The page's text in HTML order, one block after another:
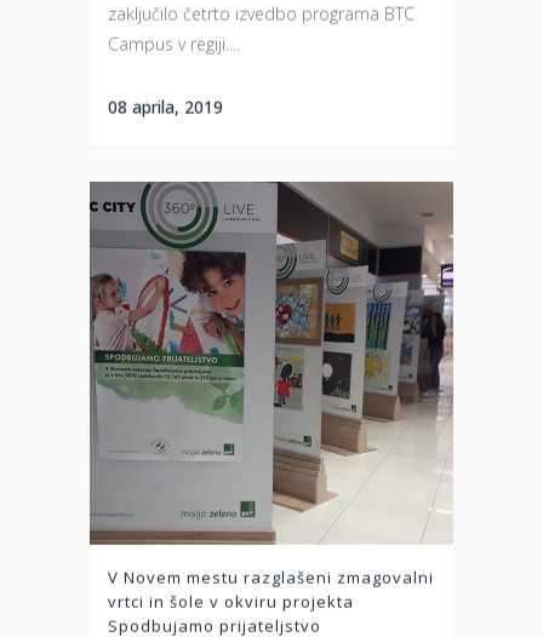
zaključilo četrto izvedbo programa BTC
Campus v regiji....
08 aprila, 2019
V Novem mestu razglašeni zmagovalni
vrtci in šole v okviru projekta
Spodbujamo prijateljstvo